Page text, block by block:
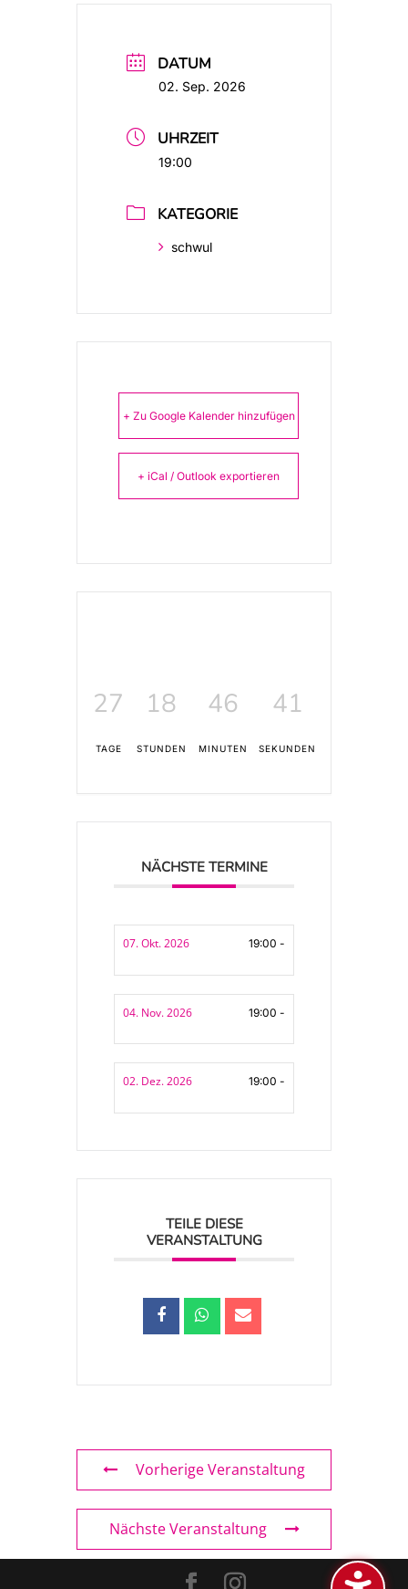
DATUM
02. Sep. 2026
UHRZEIT
19:00
KATEGORIE
schwul
+ Zu Google Kalender hinzufügen
+ iCal / Outlook exportieren
27
TAGE
18
STUNDEN
46
MINUTEN
41
SEKUNDEN
NÄCHSTE TERMINE
07. Okt. 2026 19:00 -
04. Nov. 2026 19:00 -
02. Dez. 2026 19:00 -
TEILE DIESE
VERANSTALTUNG
Vorherige Veranstaltung
Nächste Veranstaltung